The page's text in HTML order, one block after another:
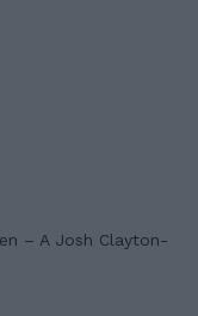
– A Josh Clayton-